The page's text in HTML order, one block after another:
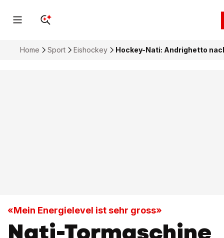
Home Sport Eishockey Hockey-Nati: Andrighetto
«Mein Energielevel ist sehr gross»